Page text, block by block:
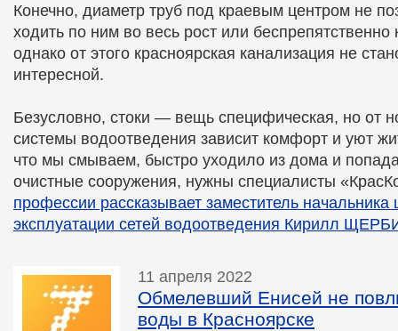
Конечно, диаметр труб под краевым центром не
ходить по ним во весь рост или беспрепятственно
однако от этого красноярская канализация не
интересной.
Безусловно, стоки — вещь специфическая, но от
системы водоотведения зависит комфорт и уют
что мы смываем, быстро уходило из дома и
очистные сооружения, нужны специалисты
профессии рассказывает заместитель начальника
эксплуатации сетей водоотведения Кирилл
11 апреля 2022
Обмелевший Енисей не
воды в Красноярске